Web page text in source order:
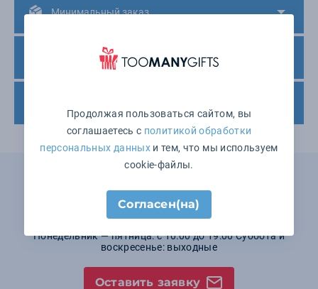
Минимальный заказ
Варианты оплаты
Не нашли подходящего товара?
Мы поможем выбрать!
8 (800) 555-06-43
Понедельник — пятница: с 10:00 до 19:00 Суббота и
воскресенье: выходные
Оставить заявку
Продолжая пользоваться сайтом, вы
соглашаетесь с политикой обработки
персональных данныхи тем, что мы используем
cookie-файлы.
Согласен(на)